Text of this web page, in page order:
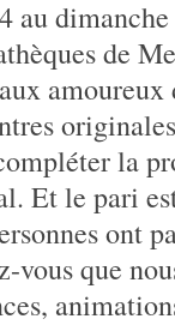
au
de
amoureux
la
Et le pari
ont
vous que